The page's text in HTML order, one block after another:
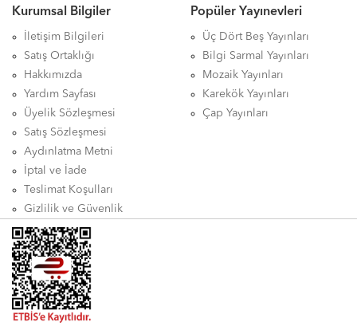
Kurumsal Bilgiler
İletişim Bilgileri
Satış Ortaklığı
Hakkımızda
Yardım Sayfası
Üyelik Sözleşmesi
Satış Sözleşmesi
Aydınlatma Metni
İptal ve İade
Teslimat Koşulları
Gizlilik ve Güvenlik
Popüler Yayınevleri
Üç Dört Beş Yayınları
Bilgi Sarmal Yayınları
Mozaik Yayınları
Karekök Yayınları
Çap Yayınları